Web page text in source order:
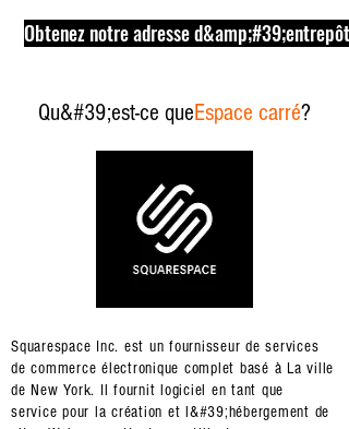
Obtenez notre adresse
Qu&#39;est-ce queEspace carré?
Squarespace Inc. est un fournisseur de services
de commerce électronique complet basé à La ville
de New York. Il fournit logiciel en tant que
service pour la création et l&#39;hébergement de